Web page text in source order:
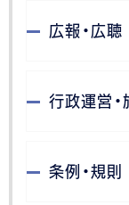
広報・広聴
行政運営・
条例・規則